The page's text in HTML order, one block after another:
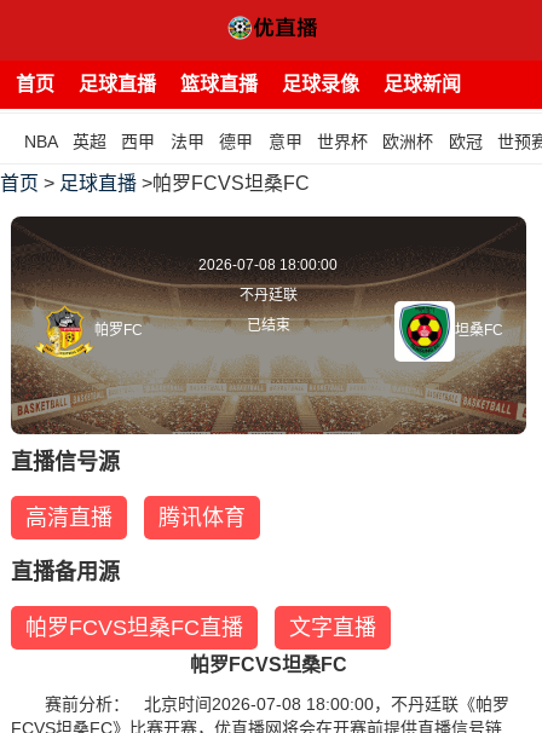
首页 足球直播 篮球直播 足球录像 足球新闻
NBA 英超 西甲 法甲 德甲 意甲 世界杯 欧洲杯 欧冠 世预
首页 > 足球直播 >帕罗FCVS坦桑FC
帕罗FC
2026-07-08 18:00:00
不丹廷联
已结束
坦桑FC
直播信号源
高清直播 腾讯体育
直播备用源
帕罗FCVS坦桑FC直播 文字直播
帕罗FCVS坦桑FC
赛前分析： 北京时间2026-07-08 18:00:00，不丹廷联《帕罗
FCVS坦桑FC》比赛开赛，优直播网将会在开赛前提供直播信号链